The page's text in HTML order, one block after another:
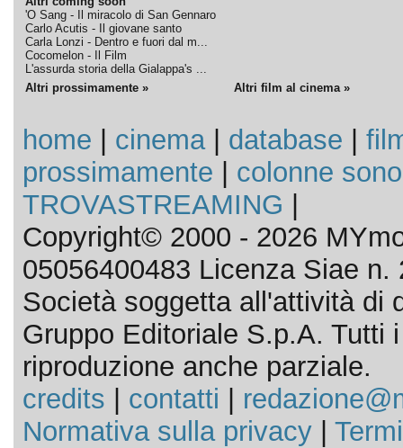
'O Sang - Il miracolo di San Gennaro
Carlo Acutis - Il giovane santo
Carla Lonzi - Dentro e fuori dal m...
Cocomelon - Il Film
L'assurda storia della Gialappa's ...
Altri prossimamente »
Altri film al cinema »
home cinema| database
prossimamente
colonne
TROVASTREAMING
Copyright© 2000 - 2026
05056400483 Licenza Siae n.
Società soggetta all'attività di
Gruppo Editoriale S.p.A. Tutti
riproduzione anche parziale.
credits
contatti
Normativa sulla privacy|